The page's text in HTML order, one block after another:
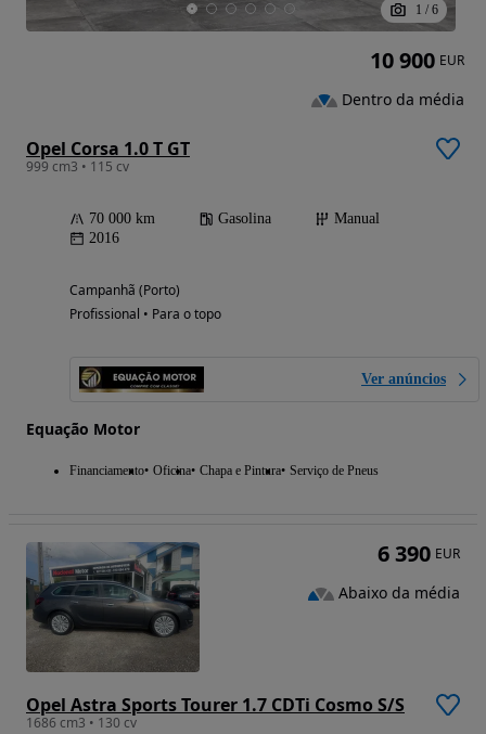
1 / 6
Opel Corsa 1.0 T GT
999 cm3 • 115 cv
70 000 km Gasolina
Manual
2016
Campanhã (Porto)
Profissional • Para o topo
Ver anúncios
Equação Motor
Financiamento Oficina Chapa e Pintura Serviço de Pneus
10 900 EUR
Dentro da média
Opel Astra Sports Tourer 1.7 CDTi Cosmo S/S
1686 cm3 • 130 cv
6 390 EUR
Abaixo da média